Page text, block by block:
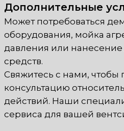
Дополнительные
Может потребоваться
оборудования, мойка
давления или
средств.
Свяжитесь с нами, чтобы
консультацию
действий. Наши
сервиса для вашей